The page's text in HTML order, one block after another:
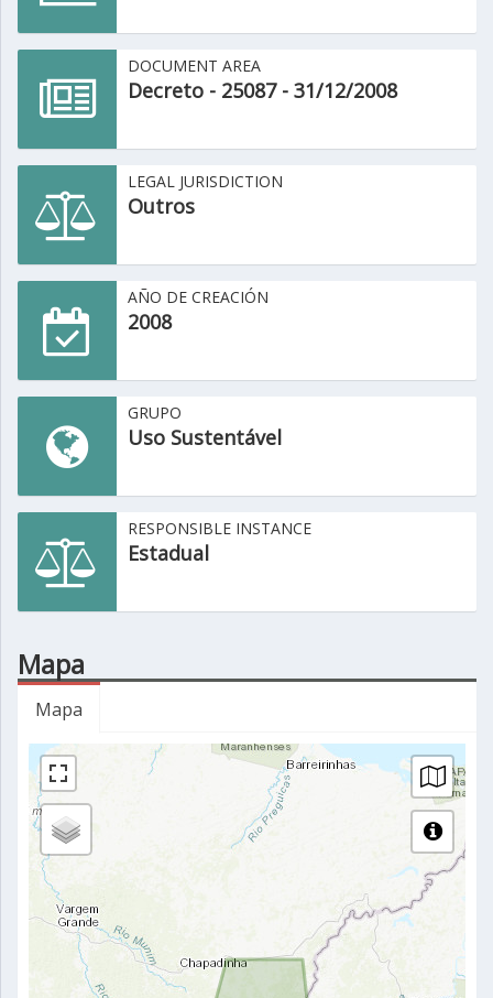
DOCUMENT AREA
Decreto - 25087 - 31/12/2008
LEGAL JURISDICTION
Outros
AÑO DE CREACIÓN
2008
GRUPO
Uso Sustentável
RESPONSIBLE INSTANCE
Estadual
Mapa
Mapa